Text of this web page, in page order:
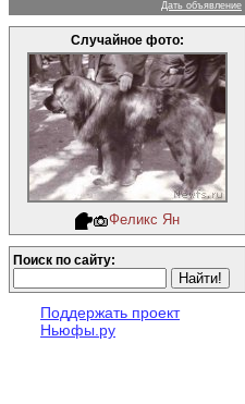
Дать объявление
Случайное фото:
Феликс Ян
Поиск по сайту:
Поддержать проект
Ньюфы.ру